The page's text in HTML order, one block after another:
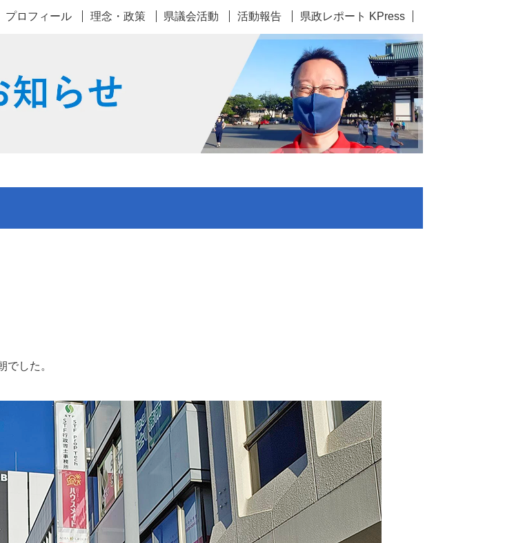
プロフィール 理念・政策 県議会活動 活動報告 県政レポート KPress
した。